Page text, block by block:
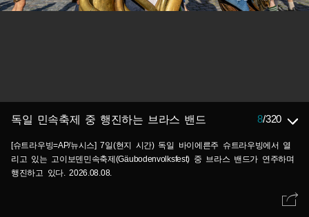
독일 민속축제 중 행진하는 브라스 밴드 8/320
[슈트라우빙=AP/뉴시스] 7일(현지 시간) 독일 바이에른주 슈트라우빙에서 열
리고 있는 고이보덴민속축제(Gäubodenvolksfest) 중 브라스 밴드가 연주하며
행진하고 있다. 2026.08.08.